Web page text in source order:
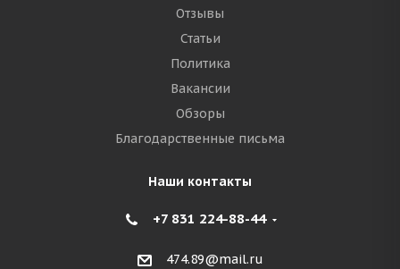
Отзывы
Статьи
Политика
Вакансии
Обзоры
Благодарственные письма
Наши контакты
+7 831 224-88-44
474.89@mail.ru